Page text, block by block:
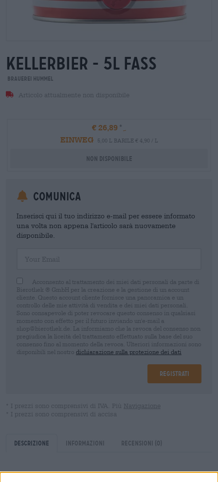
kellerbier - 5l fass
Brauerei Hummel
Articolo attualmente non disponibile
€ 26,89
EINWEG
5,00 L BARILE € 4,90 / L
Non disponibile
Comunica
Inserisci qui il tuo indirizzo e-mail per essere informato
una volta non appena l'articolo sarà nuovamente
disponibile.
Acconsento al trattamento dei miei dati personali da parte di
Bierothek ® GmbH per la creazione e la gestione di un account
cliente. Questo account cliente fornisce una panoramica e un
controllo delle mie attività di vendita e dei miei dati personali.
Sono consapevole di poter revocare questo consenso in qualsiasi
momento con effetto per il futuro inviando un'e-mail a
shop@bierothek.de. La informiamo che la revoca del consenso non
pregiudica la liceità del trattamento effettuato sulla base del suo
consenso fino al momento della revoca. Ulteriori informazioni sono
disponibili nel nostro dichiarazione sulla protezione dei dati
Registrati
* I prezzi sono comprensivi di IVA. Più Navigazione
* I prezzi sono comprensivi di accisa
Descrizione Informazioni Recensioni (0)